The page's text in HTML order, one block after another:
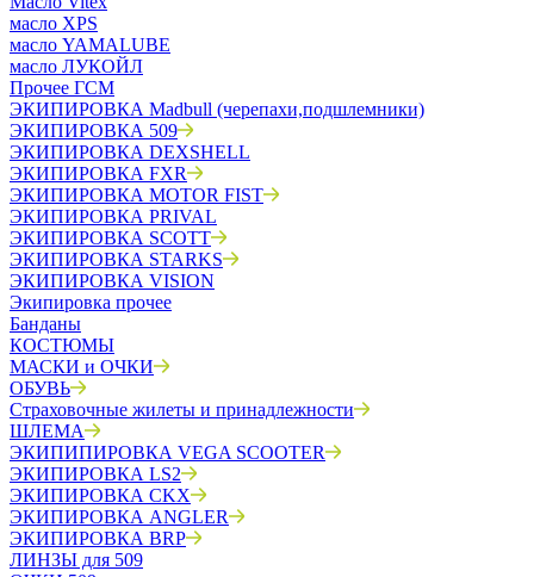
масло XPS
масло YAMALUBE
масло ЛУКОЙЛ
Прочее ГСМ
ЭКИПИРОВКА Madbull (черепахи,подшлемники)
ЭКИПИРОВКА 509
ЭКИПИРОВКА DEXSHELL
ЭКИПИРОВКА FXR
ЭКИПИРОВКА MOTOR FIST
ЭКИПИРОВКА PRIVAL
ЭКИПИРОВКА SCOTT
ЭКИПИРОВКА STARKS
ЭКИПИРОВКА VISION
Экипировка прочее
Банданы
КОСТЮМЫ
МАСКИ и ОЧКИ
ОБУВЬ
Страховочные жилеты и принадлежности
ШЛЕМА
ЭКИПИПИРОВКА VEGA SCOOTER
ЭКИПИРОВКА LS2
ЭКИПИРОВКА CKX
ЭКИПИРОВКА ANGLER
ЭКИПИРОВКА BRP
ЛИНЗЫ для 509